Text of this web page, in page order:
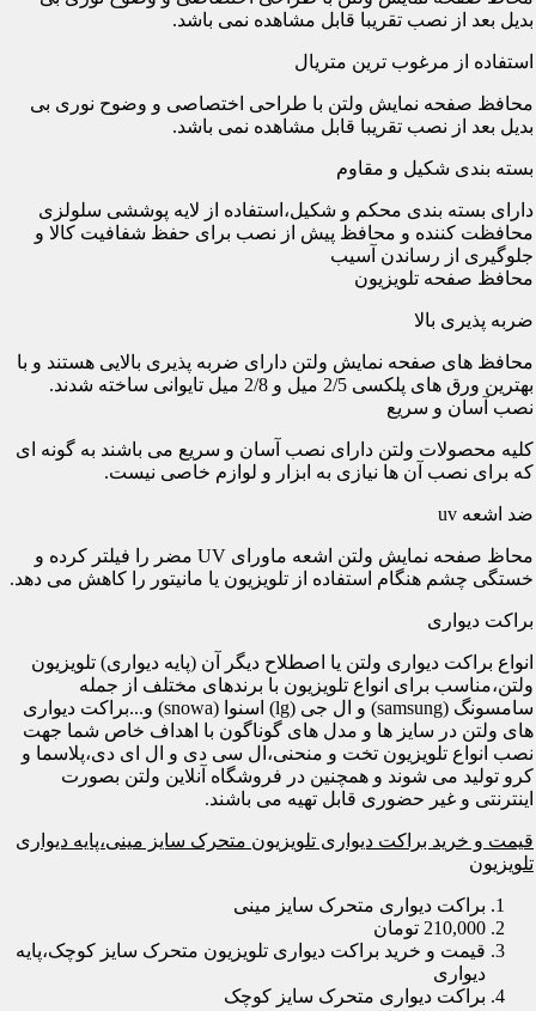
بدیل بعد از نصب تقریبا قابل مشاهده نمی باشد.
استفاده از مرغوب ترین متریال
محافظ صفحه نمایش ولتن با طراحی اختصاصی و وضوح نوری بی
بدیل بعد از نصب تقریبا قابل مشاهده نمی باشد.
بسته بندی شکیل و مقاوم
دارای بسته بندی محکم و شکیل،استفاده از لایه پوششی سلولزی
محافظت کننده و محافظ پیش از نصب برای حفظ شفافیت کالا و
جلوگیری از رساندن آسیب
محافظ صفحه تلویزیون
ضربه پذیری بالا
محافظ های صفحه نمایش ولتن دارای ضربه پذیری بالایی هستند و با
بهترین ورق های پلکسی 2/5 میل و 2/8 میل تایوانی ساخته شدند.
نصب آسان و سریع
کلیه محصولات ولتن دارای نصب آسان و سریع می باشند به گونه ای
که برای نصب آن ها نیازی به ابزار و لوازم خاصی نیست.
ضد اشعه uv
محاظ صفحه نمایش ولتن اشعه ماورای UV مضر را فیلتر کرده و
خستگی چشم هنگام استفاده از تلویزیون یا مانیتور را کاهش می دهد.
براکت دیواری
انواع براکت دیواری ولتن یا اصطلاح دیگر آن (پایه دیواری) تلویزیون
ولتن،مناسب برای انواع تلویزیون با برندهای مختلف از جمله
سامسونگ (samsung) و ال جی (lg) اسنوا (snowa) و...براکت دیواری
های ولتن در سایز ها و مدل های گوناگون با اهداف خاص شما جهت
نصب انواع تلویزیون تخت و منحنی،ال سی دی و ال ای دی،پلاسما و
کرو تولید می شوند و همچنین در فروشگاه آنلاین ولتن بصورت
اینترنتی و غیر حضوری قابل تهیه می باشند.
قیمت و خرید براکت دیواری تلویزیون متحرک سایز مینی،پایه دیواری
تلویزیون
براکت دیواری متحرک سایز مینی
210,000 تومان
قیمت و خرید براکت دیواری تلویزیون متحرک سایز کوچک،پایه
دیواری
براکت دیواری متحرک سایز کوچک